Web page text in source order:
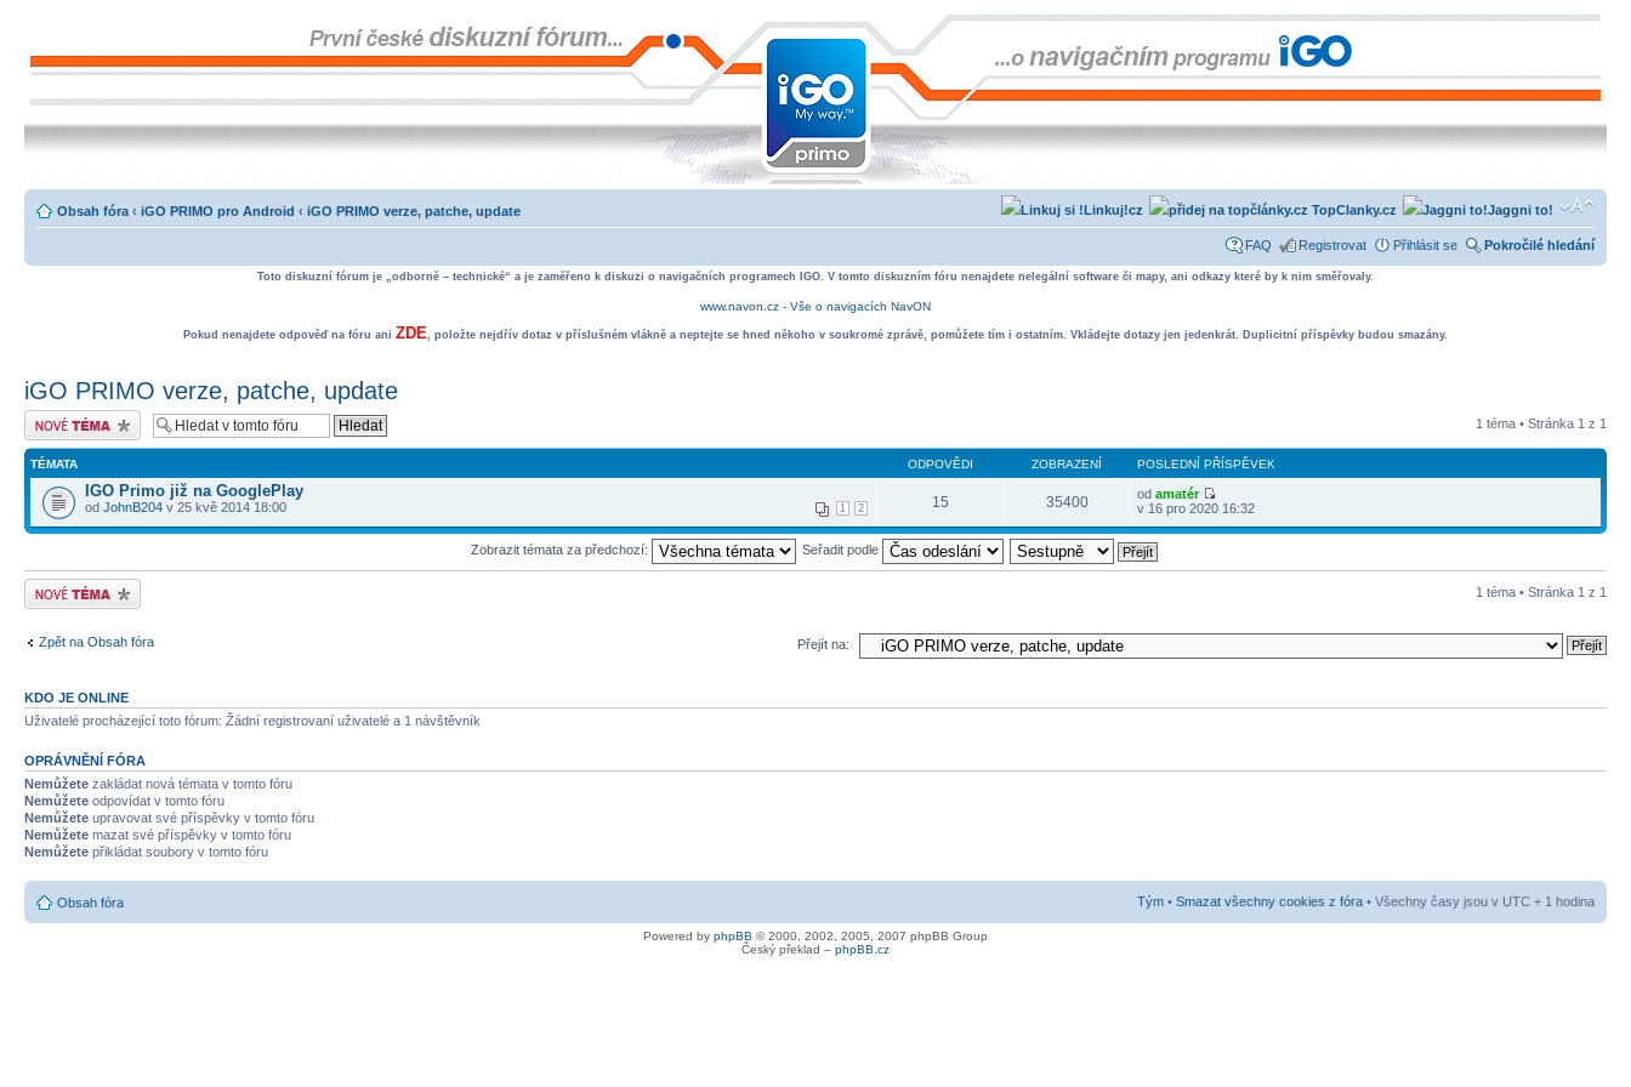
Obsah fóra ‹ iGO PRIMO pro Android ‹ iGO PRIMO verze, patche, update Jaggni to!
TopClanky.cz
Linkuj!cz
FAQ Registrovat Přihlásit se Pokročilé hledání
Toto diskuzní fórum je „odborně – technické“ a je zaměřeno k diskuzi o navigačních programech IGO. V tomto diskuzním fóru nenajdete nelegální software či mapy, ani odkazy které by k nim směřovaly.
www.navon.cz - Vše o navigacích NavON
Pokud nenajdete odpověď na fóru ani ZDE, položte nejdřív dotaz v příslušném vlákně a neptejte se hned někoho v soukromé zprávě, pomůžete tím i ostatním. Vkládejte dotazy jen jedenkrát. Duplicitní příspěvky budou smazány.
iGO PRIMO verze, patche, update
Odeslat nové téma 1 téma • Stránka 1 z 1
TÉMATA ODPOVĚDI ZOBRAZENÍ POSLEDNÍ PŘÍSPĚVEK
IGO Primo již na GooglePlay
1 2
od JohnB204 v 25 kvě 2014 18:00 15 35400 odamatér
v 16 pro 2020 16:32
Zobrazit témata za předchozí: Seřadit podle
Odeslat nové téma 1 téma • Stránka 1 z 1
Zpět na Obsah fóra Přejít na:
KDO JE ONLINE
Uživatelé procházející toto fórum: Žádní registrovaní uživatelé a 1 návštěvník
OPRÁVNĚNÍ FÓRA
Nemůžete zakládat nová témata v tomto fóru
Nemůžete odpovídat v tomto fóru
Nemůžete upravovat své příspěvky v tomto fóru
Nemůžete mazat své příspěvky v tomto fóru
Nemůžete přikládat soubory v tomto fóru
Obsah fóra Tým • Smazat všechny cookies z fóra • Všechny časy jsou v UTC + 1 hodina
Powered by phpBB © 2000, 2002, 2005, 2007 phpBB Group
Český překlad – phpBB.cz